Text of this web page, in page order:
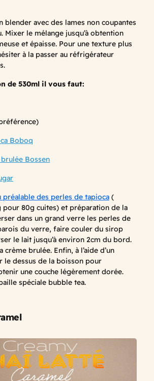
blender avec des lames non coupantes
Mixer le mélange jusqu’à obtention
et épaisse. Pour une texture plus
à la passer au réfrigérateur
de 530ml il vous faut:
Boboq
Bossen
préalable des perles de tapioca (
80g cuites) et préparation de la
dans un grand verre les perles de
du verre, faire couler du sirop
le lait jusqu’à environ 2cm du bord.
brulée. Enfin, à l’aide d’un
le dessus de la boisson pour
une couche légèrement dorée.
spéciale bubble tea.